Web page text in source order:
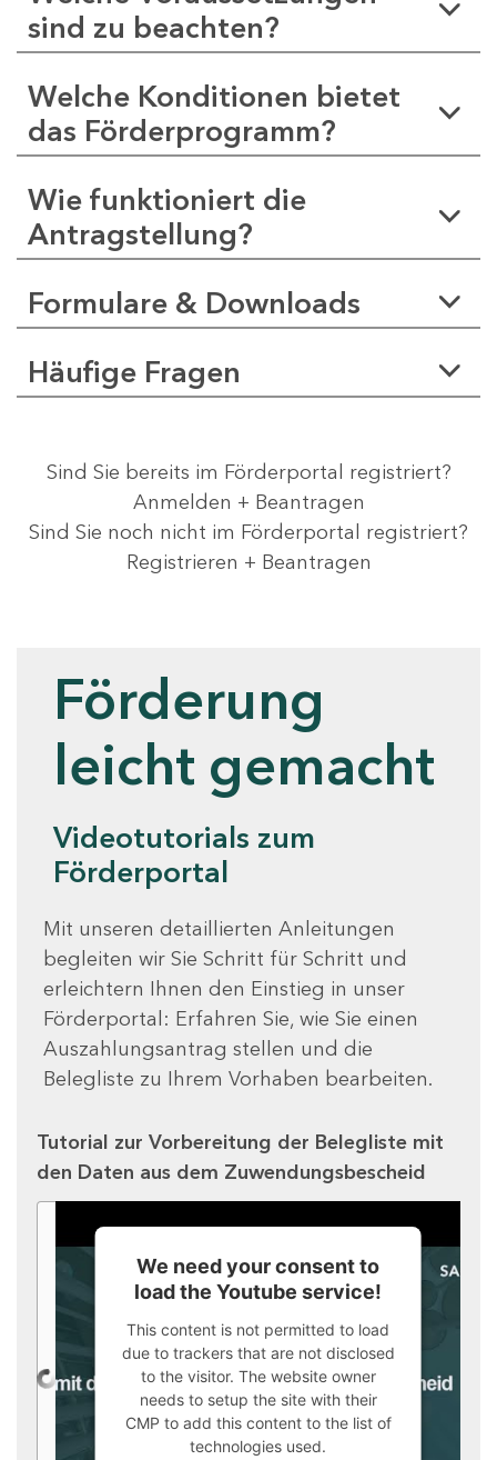
sind zu beachten?
Welche Konditionen bietet
das Förderprogramm?
Wie funktioniert die
Antragstellung?
Formulare & Downloads
Häufige Fragen
Sind Sie bereits im Förderportal registriert?
Anmelden + Beantragen
Sind Sie noch nicht im Förderportal registriert?
Registrieren + Beantragen
Förderung
leicht gemacht
Videotutorials zum
Förderportal
Mit unseren detaillierten Anleitungen
begleiten wir Sie Schritt für Schritt und
erleichtern Ihnen den Einstieg in unser
Förderportal: Erfahren Sie, wie Sie einen
Auszahlungsantrag stellen und die
Belegliste zu Ihrem Vorhaben bearbeiten.
Tutorial zur Vorbereitung der Belegliste mit
den Daten aus dem Zuwendungsbescheid
We need your consent to
load the Youtube service!
This content is not permitted to load
due to trackers that are not disclosed
to the visitor. The website owner
needs to setup the site with their
CMP to add this content to the list of
technologies used.